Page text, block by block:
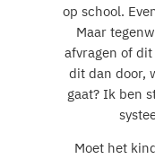
op school.
Maar
afvragen of
dit dan door,
gaat? Ik ben
Moet het